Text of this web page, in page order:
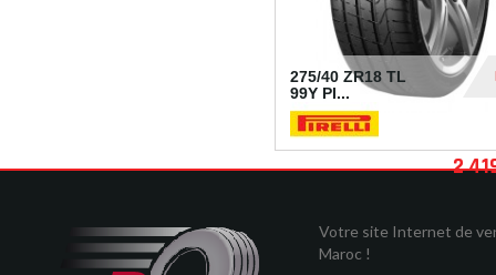
275/40 ZR18 TL
99Y PI...
2
Votre site Internet de
Maroc !